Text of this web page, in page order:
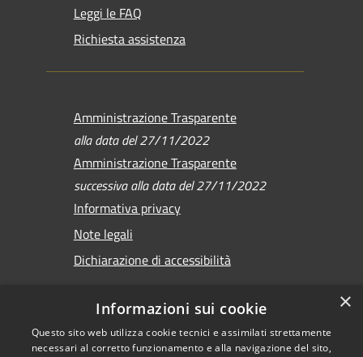
Leggi le FAQ
Richiesta assistenza
Amministrazione Trasparente
alla data del 27/11/2022
Amministrazione Trasparente
successiva alla data del 27/11/2022
Informativa privacy
Note legali
Dichiarazione di accessibilità
RSS
Copyright © 2026 •
×
Informazioni sui cookie
Questo sito web utilizza cookie tecnici e assimilati strettamente
necessari al corretto funzionamento e alla navigazione del sito,